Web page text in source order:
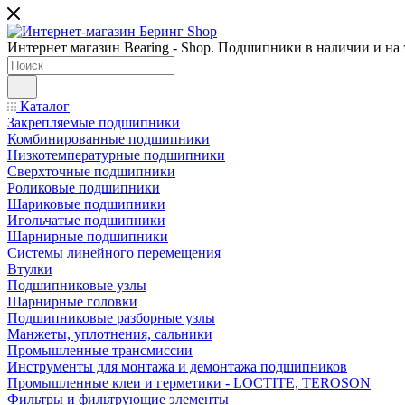
Интернет магазин Bearing - Shop. Подшипники в наличии и на
Каталог
Закрепляемые подшипники
Комбинированные подшипники
Низкотемпературные подшипники
Сверхточные подшипники
Роликовые подшипники
Шариковые подшипники
Игольчатые подшипники
Шарнирные подшипники
Системы линейного перемещения
Втулки
Подшипниковые узлы
Шарнирные головки
Подшипниковые разборные узлы
Манжеты, уплотнения, сальники
Промышленные трансмиссии
Инструменты для монтажа и демонтажа подшипников
Промышленные клеи и герметики - LOCTITE, TEROSON
Фильтры и фильтрующие элементы